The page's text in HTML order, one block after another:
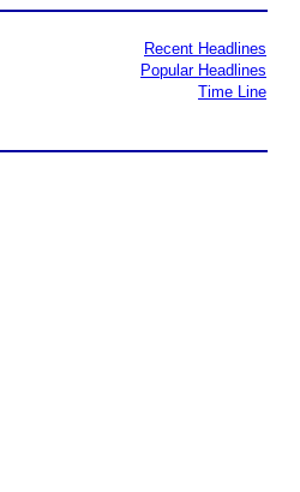
Recent Headlines
Popular Headlines
Time Line